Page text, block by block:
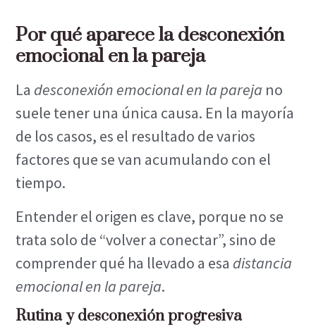
Por qué aparece la desconexión
emocional en la pareja
La desconexión emocional en la pareja no
suele tener una única causa. En la mayoría
de los casos, es el resultado de varios
factores que se van acumulando con el
tiempo.
Entender el origen es clave, porque no se
trata solo de “volver a conectar”, sino de
comprender qué ha llevado a esa distancia
emocional en la pareja.
Rutina y desconexión progresiva